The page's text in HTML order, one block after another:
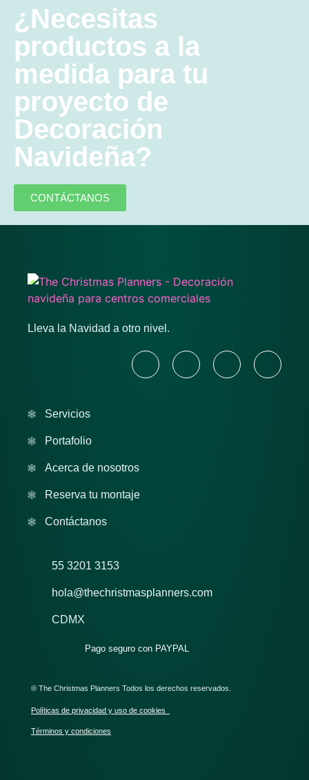
¿Necesitas
productos a la
medida para tu
proyecto de
Decoración
Navideña?
CONTÁCTANOS
Lleva la Navidad a otro nivel.
Servicios
Portafolio
Acerca de nosotros
Reserva tu montaje
Contáctanos
55 3201 3153
hola@thechristmasplanners.com
CDMX
Pago seguro con PAYPAL
® The Christmas Planners Todos los derechos reservados.
Políticas de privacidad y uso de cookies
Términos y condiciones